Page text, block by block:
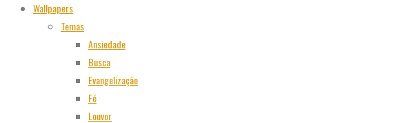
Wallpapers
Temas
Ansiedade
Busca
Evangelização
Fé
Louvor